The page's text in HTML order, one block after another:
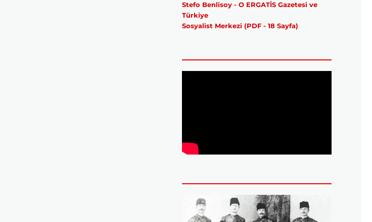
Stefo Benlisoy - O ERGATİS Gazetesi ve
Türkiye
Sosyalist Merkezi (PDF - 18 Sayfa)